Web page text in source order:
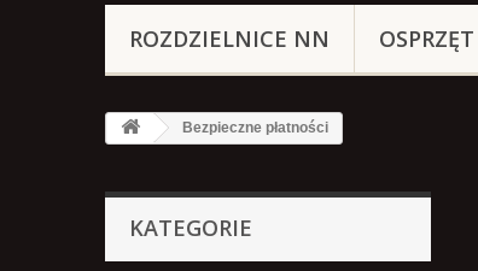
ROZDZIELNICE NN
Bezpieczne płatności
KATEGORIE